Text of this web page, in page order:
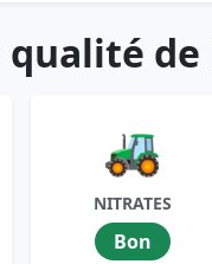
qualité
🚜
NITRATES
Bon